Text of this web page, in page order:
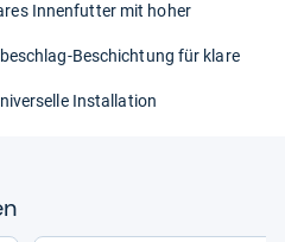
Innen­fut­ter mit hoher
​Beschich­tung für klare
Instal­la­tion